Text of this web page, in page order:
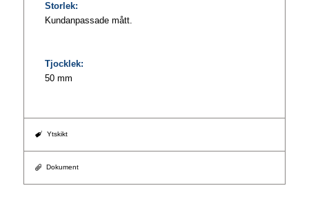
Storlek:
Kundanpassade mått.
Tjocklek:
50 mm
Ytskikt
Dokument